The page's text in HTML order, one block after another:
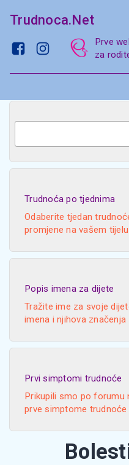
Trudnoca.Net
Prve
za
Trudnoća po tjednima
Odaberite tjedan
promjene na vašem tijelu
Popis imena za dijete
Tražite ime za svoje
imena i njihova značenja
Prvi simptomi trudnoće
Prikupili smo po forumu
prve simptome trudnoće